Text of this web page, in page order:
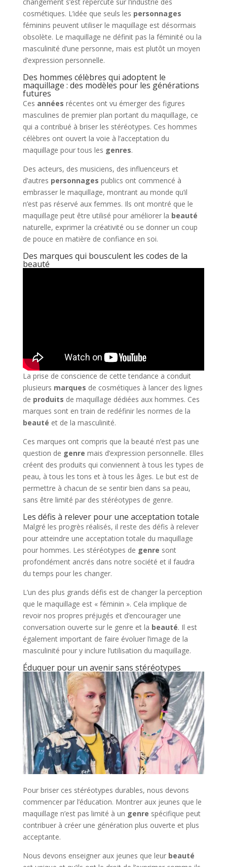
cosmétiques. L’idée que seuls les personnages
féminins peuvent utiliser le maquillage est désormais
obsolète. Le maquillage ne définit pas la féminité ou la
masculinité d’une personne, mais est plutôt un moyen
d’expression personnelle.
Des hommes célèbres qui adoptent le
maquillage : des modèles pour les générations
futures
Ces années récentes ont vu émerger des figures
masculines de premier plan portant du maquillage, ce
qui a contribué à briser les stéréotypes. Ces hommes
célèbres ont ouvert la voie à l’acceptation du
maquillage pour tous les genres.
Des acteurs, des musiciens, des influenceurs et
d’autres personnages publics ont commencé à
embrasser le maquillage, montrant au monde qu’il
n’est pas réservé aux femmes. Ils ont montré que le
maquillage peut être utilisé pour améliorer la beauté
naturelle, exprimer la créativité ou se donner un coup
de pouce en matière de confiance en soi.
Des marques qui bousculent les codes de la
beauté
La prise de conscience de cette tendance a conduit
plusieurs marques de cosmétiques à lancer des lignes
de produits de maquillage dédiées aux hommes. Ces
marques sont en train de redéfinir les normes de la
beauté et de la masculinité.
Ces marques ont compris que la beauté n’est pas une
question de genre mais d’expression personnelle. Elles
créent des produits qui conviennent à tous les types de
peau, à tous les tons et à tous les âges. Le but est de
permettre à chacun de se sentir bien dans sa peau,
sans être limité par des stéréotypes de genre.
Les défis à relever pour une acceptation totale
Malgré les progrès réalisés, il reste des défis à relever
pour atteindre une acceptation totale du maquillage
pour hommes. Les stéréotypes de genre sont
profondément ancrés dans notre société et il faudra
du temps pour les changer.
L’un des plus grands défis est de changer la perception
que le maquillage est « féminin ». Cela implique de
revoir nos propres préjugés et d’encourager une
conversation ouverte sur le genre et la beauté. Il est
également important de faire évoluer l’image de la
masculinité pour y inclure l’utilisation du maquillage.
Éduquer pour un avenir sans stéréotypes
Pour briser ces stéréotypes durables, nous devons
commencer par l’éducation. Montrer aux jeunes que le
maquillage n’est pas limité à un genre spécifique peut
contribuer à créer une génération plus ouverte et plus
acceptante.
Nous devons enseigner aux jeunes que leur beauté